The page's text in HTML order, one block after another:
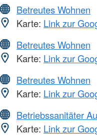
Betreutes Wohnen
Karte: Link zur
Betreutes Wohnen
Karte: Link zur
Betreutes Wohnen
Karte: Link zur
Betriebssanitäter
Karte: Link zur